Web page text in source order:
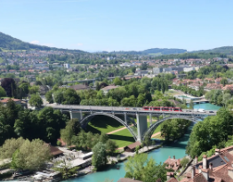
Ingewikkelde HR-taken
INFRASTRUCTUUR
Remote Embedded
HR naadloos in workflows
GROEIFASE
Start-ups
Flexibele global HR en payroll
bedrijven
Mid-market
Teams uitbreiden met HR
internationale zzp'ers
LEREN MET REMOTE
Onderzoek en gidsen
Casestudy's
Nederlands
Français
Deutsch
Español